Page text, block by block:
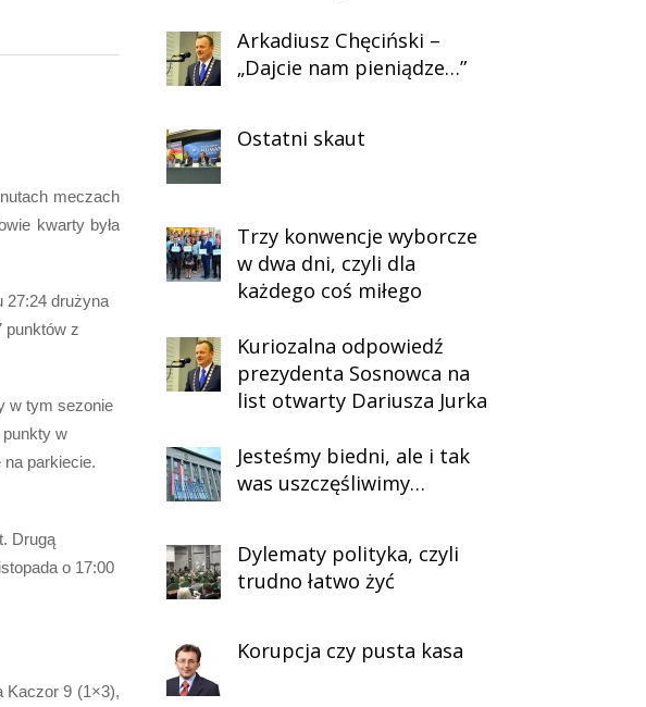
meczach
kwarty była
27:24 drużyna
punktów z
w tym sezonie
punkty w
na parkiecie.
Drugą
o 17:00
Kaczor 9 (1×3),
Arkadiusz Chęciński –
„Dajcie nam pieniądze…”
Ostatni skaut
Trzy konwencje wyborcze
w dwa dni, czyli dla
każdego coś miłego
Kuriozalna odpowiedź
prezydenta Sosnowca na
list otwarty Dariusza Jurka
Jesteśmy biedni, ale i tak
was uszczęśliwimy…
Dylematy polityka, czyli
trudno łatwo żyć
Korupcja czy pusta kasa